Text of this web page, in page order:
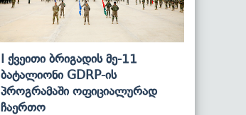
I Ქვეითი Ბრიგადის Მე-11
Ბატალიონი GDRP-Ის
Პროგრამაში Ოფიციალურად
Ჩაერთო